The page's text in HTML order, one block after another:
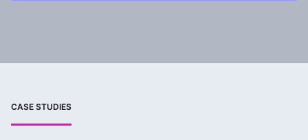
CASE STUDIES